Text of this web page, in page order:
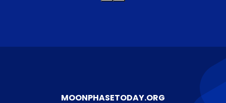
MOONPHASETODAY.ORG